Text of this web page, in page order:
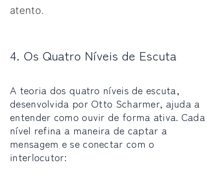
atento.
4. Os Quatro Níveis de Escuta
A teoria dos quatro níveis de escuta,
desenvolvida por Otto Scharmer, ajuda a
entender como ouvir de forma ativa. Cada
nível refina a maneira de captar a
mensagem e se conectar com o
interlocutor: